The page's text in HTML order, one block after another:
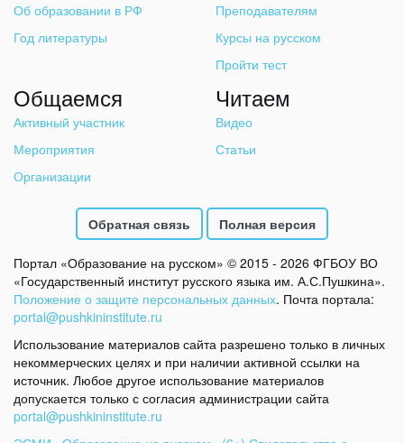
Об образовании в РФ
Год литературы
Преподавателям
Курсы на русском
Пройти тест
Общаемся
Активный участник
Мероприятия
Организации
Читаем
Видео
Статьи
Обратная связь Полная версия
Портал «Образование на русском» © 2015 - 2026 ФГБОУ ВО
«Государственный институт русского языка им. А.С.Пушкина».
Положение о защите персональных данных. Почта портала:
portal@pushkininstitute.ru
Использование материалов сайта разрешено только в личных
некоммерческих целях и при наличии активной ссылки на
источник. Любое другое использование материалов
допускается только с согласия администрации сайта
portal@pushkininstitute.ru